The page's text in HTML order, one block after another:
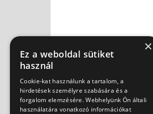
×
Ez a weboldal sütiket
használ
Cookie-kat használunk a tartalom, a
hirdetések személyre szabására és a
forgalom elemzésére. Webhelyünk Ön általi
használatára vonatkozó információkat